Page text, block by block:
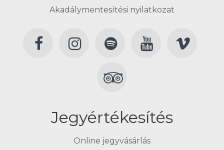
Akadálymentesítési nyilatkozat
Jegyértékesítés
Online jegyvásárlás